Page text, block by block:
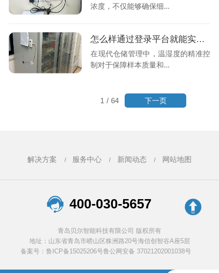
浓度，不仅能够确保细...
怎么样通过登录平台就能实时查看到库房内的温湿度变化情况吗?26.7.10
在现代仓储管理中，温湿度的精准控
制对于保障样本质量和...
1 / 64 下一页
解决方案 服务中心 新闻动态 网站地图
400-030-5657
青岛贝尔智能科技有限公司 版权所有
地址：山东省青岛市崂山区株洲路20号海信创智谷A座5层
备案号：鲁ICP备15025206号鲁公网安备 37021202001038号